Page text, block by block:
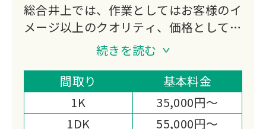
総合井上では、作業としてはお客様のイ
メージ以上のクオリティ、価格としては
出来る限りお客様のご負担が少しでも少
なくなるよう努力させていただきます。
作業スピードと致しましては、お客様の
希望通り、また少し早めに納期など時期
によって様々ですが出来る限り早く受け
続きを読む
間取り
基本料金
1K
35,000円～
1DK
55,000円～